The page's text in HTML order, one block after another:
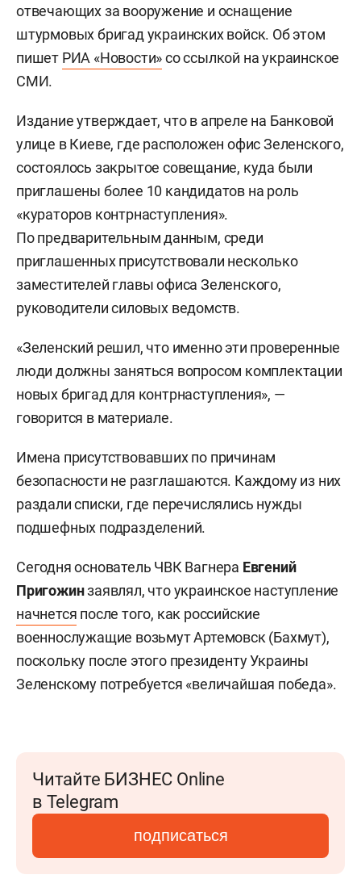
отвечающих за вооружение и оснащение
штурмовых бригад украинских войск. Об этом
пишет РИА «Новости»со ссылкой на украинское
СМИ.
Издание утверждает, что в апреле на Банковой
улице в Киеве, где расположен офис Зеленского,
состоялось закрытое совещание, куда были
приглашены более 10 кандидатов на роль
«кураторов контрнаступления».
По предварительным данным, среди
приглашенных присутствовали несколько
заместителей главы офиса Зеленского,
руководители силовых ведомств.
«Зеленский решил, что именно эти проверенные
люди должны заняться вопросом комплектации
новых бригад для контрнаступления», —
говорится в материале.
Имена присутствовавших по причинам
безопасности не разглашаются. Каждому из них
раздали списки, где перечислялись нужды
подшефных подразделений.
Сегодня основатель ЧВК Вагнера Евгений
Пригожинзаявлял, что украинское наступление
начнется после того, как российские
военнослужащие возьмут Артемовск (Бахмут),
поскольку после этого президенту Украины
Зеленскому потребуется «величайшая победа».
Читайте БИЗНЕС Online
в Telegram
подписаться